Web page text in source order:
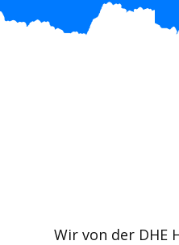
Wir von der DHE